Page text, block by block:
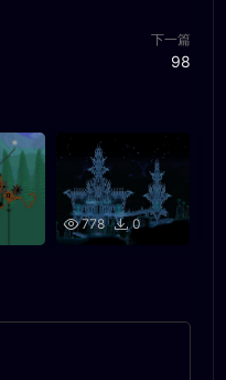
下一篇
98
778 0